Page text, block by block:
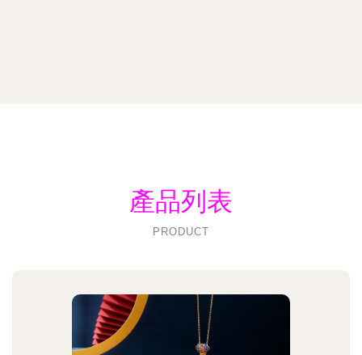
產品列表
PRODUCT